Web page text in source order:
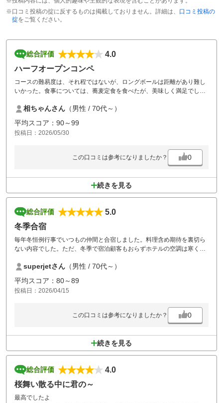
※口コミ投稿の掟に反するものは掲載しておりません。詳細は、 口コミ投稿の
掟をご覧ください。
総合評価
4.0
ハーフオープンコンペ
コースの難易度は、それ程ではないが、ロングボールは距離があり難し
いかった。食事については、蕎麦定食を食べたが、美味しく満足でし
全体的に接客応対も良い。
この日は30℃越えで風が強く大変な1日だった。
相ちゃんさん （男性 / 70代～）
平均スコア：90～99
投稿日：2026/05/30
この口コミは参考になりましたか？ 0
続きを見る
総合評価
5.0
冬季合宿
毎年冬恒例行事でいつもの仲間と合宿しました。料理含め期待を裏切ら
ない内容でした。ただ、冬季で宿泊顧客もおらずホテルの空調は寒くて
superjetさん （男性 / 70代～）
平均スコア：80～89
投稿日：2026/04/15
この口コミは参考になりましたか？ 0
続きを見る
総合評価
4.0
桜舞い散る中に君の～
最高でしたよ